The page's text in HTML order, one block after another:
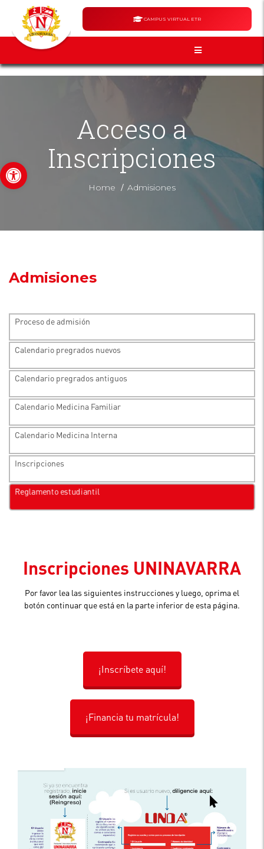
Abrir barra de herramientas
CAMPUS VIRTUAL ETR
Acceso a
Inscripciones
Home / Admisiones
Admisiones
Proceso de admisión
Calendario pregrados nuevos
Calendario pregrados antiguos
Calendario Medicina Familiar
Calendario Medicina Interna
Inscripciones
Reglamento estudiantil
Inscripciones UNINAVARRA
Por favor lea las siguientes instrucciones y luego, oprima el
botón continuar que está en la parte inferior de esta página.
¡Inscríbete aquí!
¡Financia tu matrícula!